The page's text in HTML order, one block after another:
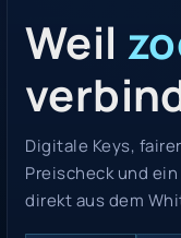
Weil
Digitale Keys,
Preischeck und
direkt aus dem